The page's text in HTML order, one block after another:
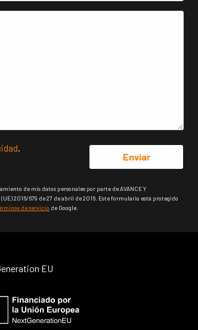
.
Enviar
de mis datos personales por parte de AVANCE Y
2016/679 de 27 de abril de 2016. Este formulario está protegido
de servicio de Google.
EU